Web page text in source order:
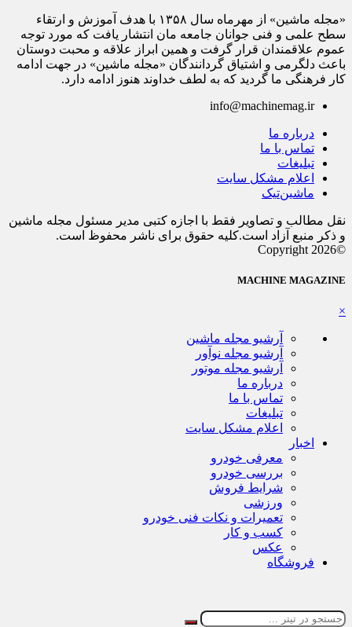
«مجله ماشین» از مهرماه سال ۱۳۵۸ با هدف آموزش و ارتقاء
سطح علمی و فنی جوانان جامعه مان انتشار یافت که مورد توجه
عموم علاقمندان قرار گرفت و همین ابراز علاقه و محبت دوستان
باعث دلگرمی و اشتیاق گردانندگان «مجله ماشین» در جهت ادامه
کار فرهنگی ما گردید که به لطف خداوند هنوز ادامه دارد.
info@machinemag.ir
درباره ما
تماس با ما
تبلیغات
اعلام مشکل سایت
ماشین‌تیک
نقل مطالب و تصاویر فقط با اجازه کتبی مدیر مسئول مجله ماشین
و ذکر منبع آزاد است.کلیه حقوق برای ناشر محفوظ است.
©Copyright 2026
MACHINE MAGAZINE
×
آرشیو مجله ماشین
آرشیو مجله نوآور
آرشیو مجله موتور
درباره ما
تماس با ما
تبلیغات
اعلام مشکل سایت
اخبار
معرفی خودرو
بررسی خودرو
شرایط فروش
ورزشی
تعمیرات و نکات فنی خودرو
کسب و کار
عکس
فروشگاه